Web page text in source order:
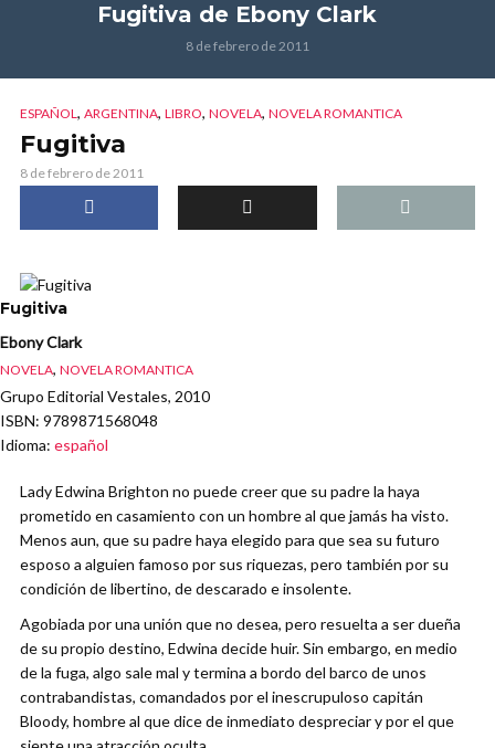
Fugitiva de Ebony Clark
8 de febrero de 2011
ESPAÑOL, ARGENTINA, LIBRO, NOVELA, NOVELA ROMANTICA
Fugitiva
8 de febrero de 2011
Fugitiva
Ebony Clark
NOVELA, NOVELA ROMANTICA
Grupo Editorial Vestales, 2010
ISBN: 9789871568048
Idioma: español
Lady Edwina Brighton no puede creer que su padre la haya
prometido en casamiento con un hombre al que jamás ha visto.
Menos aun, que su padre haya elegido para que sea su futuro
esposo a alguien famoso por sus riquezas, pero también por su
condición de libertino, de descarado e insolente.
Agobiada por una unión que no desea, pero resuelta a ser dueña
de su propio destino, Edwina decide huir. Sin embargo, en medio
de la fuga, algo sale mal y termina a bordo del barco de unos
contrabandistas, comandados por el inescrupuloso capitán
Bloody, hombre al que dice de inmediato despreciar y por el que